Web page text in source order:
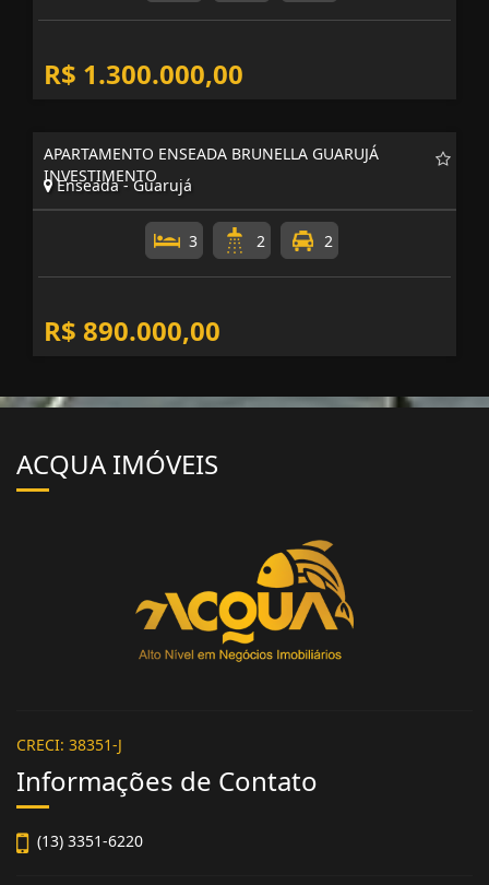
R$ 1.300.000,00
APARTAMENTO ENSEADA BRUNELLA GUARUJÁ
INVESTIMENTO
Enseada - Guarujá
3 2 2
R$ 890.000,00
ACQUA IMÓVEIS
CRECI: 38351-J
Informações de Contato
(13) 3351-6220